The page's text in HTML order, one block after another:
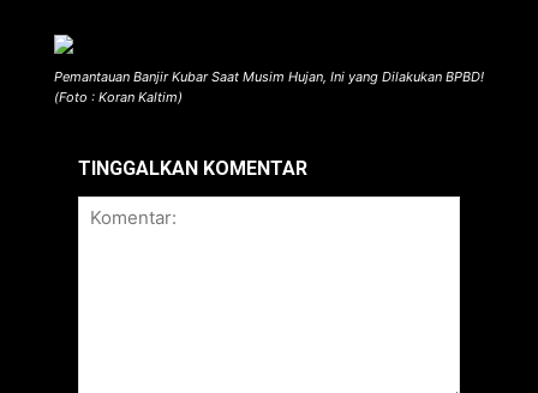
Pemantauan Banjir Kubar Saat Musim Hujan, Ini yang Dilakukan BPBD!
(Foto : Koran Kaltim)
TINGGALKAN KOMENTAR